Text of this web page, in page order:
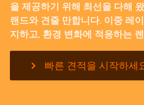
을 제공하기 위해 최선을 다해
랜드와 견줄 만합니다. 이중 레
지하고, 환경 변화에 적응하는
빠른 견적을 시작하세